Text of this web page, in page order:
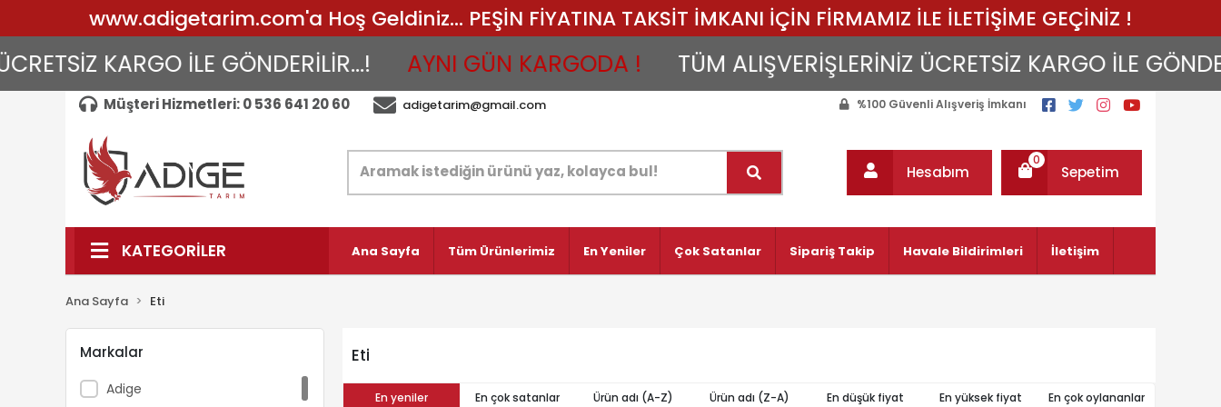
www.adigetarim.com'a Hoş Geldiniz... PEŞİN FİYATINA TAKSİT İMKANI İÇİN FİRMAMIZ İLE İLETİŞİME GEÇİNİZ !
KARGO İLE GÖNDERİLİR...! AYNI GÜN KARGODA ! TÜM ALIŞVERİŞLERİNİZ ÜCRETSİZ KARGO İLE
Müşteri Hizmetleri: 0 536 641 20 60 adigetarim@gmail.com %100 Güvenli Alışveriş İmkanı
Hesabım Sepetim
0
KATEGORİLER Ana Sayfa Tüm Ürünlerimiz En Yeniler Çok Satanlar Sipariş Takip Havale Bildirimleri İletişim
Ana Sayfa Eti
Markalar
Adige
Eti
En yeniler En çok satanlar Ürün adı (A-Z) Ürün adı (Z-A) En düşük fiyat En yüksek fiyat En çok oylananlar